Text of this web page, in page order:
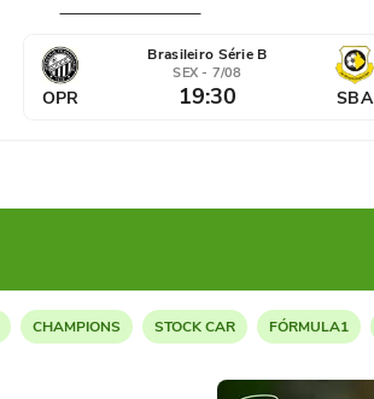
OPR
Brasileiro Série B
SEX - 7/08
19:30 SBA
CHAMPIONS STOCK CAR FÓRMULA1